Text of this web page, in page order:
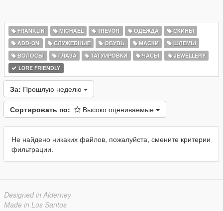
FRANKLIN MICHAEL TREVOR ОДЕЖДА
СКИНЫ
ADD-ON
СЛУЖЕБНЫЕ ОБУВЬ МАСКИ
ШЛЕМЫ
ВОЛОСЫ
ГЛАЗА ТАТУИРОВКИ ЧАСЫ
JEWELLERY
LORE FRIENDLY
За: Прошлую неделю
Сортировать по: Высоко оцениваемые
Не найдено никаких файлов, пожалуйста, смените критерии
фильтрации.
Designed in Alderney
Made in Los Santos